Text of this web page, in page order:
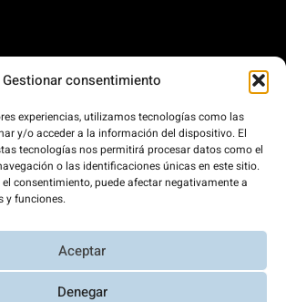
Gestionar consentimiento
experiencias, utilizamos tecnologías como las
y/o acceder a la información del dispositivo. El
tecnologías nos permitirá procesar datos como el
o las identificaciones únicas en este sitio.
consentimiento, puede afectar negativamente a
y funciones.
Aceptar
Denegar
108. 5º Interior. Izda. 28003
11
Web 100% impulsada por energías